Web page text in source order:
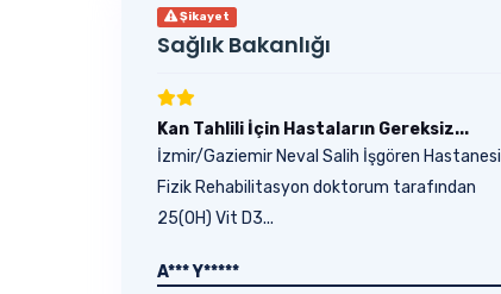
Şikayet
Sağlık Bakanlığı
Kan Tahlili İçin Hastaların Gereksiz...
İzmir/Gaziemir Neval Salih İşgören Hastanesi
Fizik Rehabilitasyon doktorum tarafından
25(OH) Vit D3...
A*** Y*****